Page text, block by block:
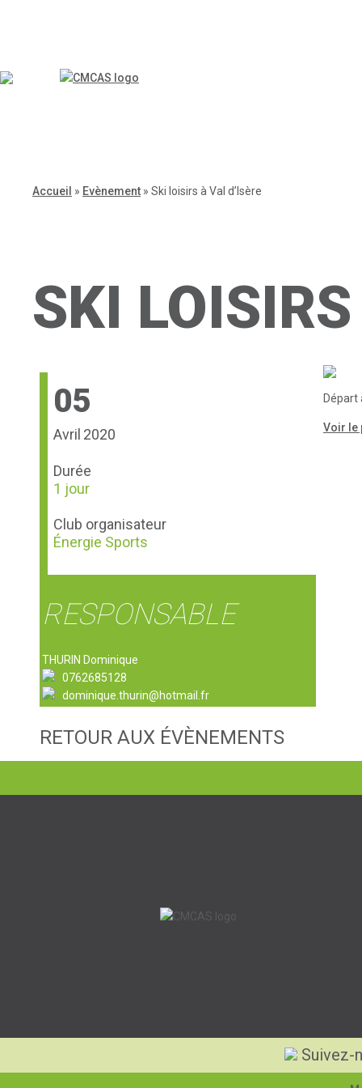
Accueil » Evènement » Ski loisirs à Val d’Isère
SKI
05
Avril 2020
Durée
1 jour
Club organisateur
Énergie Sports
RESPONSABLE
THURIN Dominique
0762685128
dominique.thurin@hotmail.fr
Départ
Voir le
RETOUR AUX ÉVÈNEMENTS
Suivez-